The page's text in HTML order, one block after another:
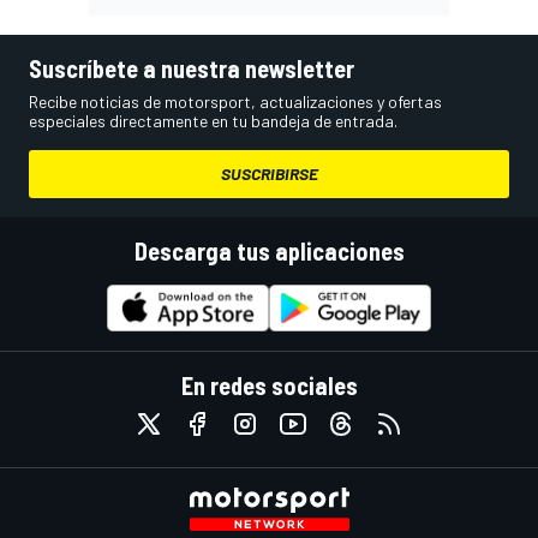
Suscríbete a nuestra newsletter
Recibe noticias de motorsport, actualizaciones y ofertas
especiales directamente en tu bandeja de entrada.
SUSCRIBIRSE
Descarga tus aplicaciones
En redes sociales